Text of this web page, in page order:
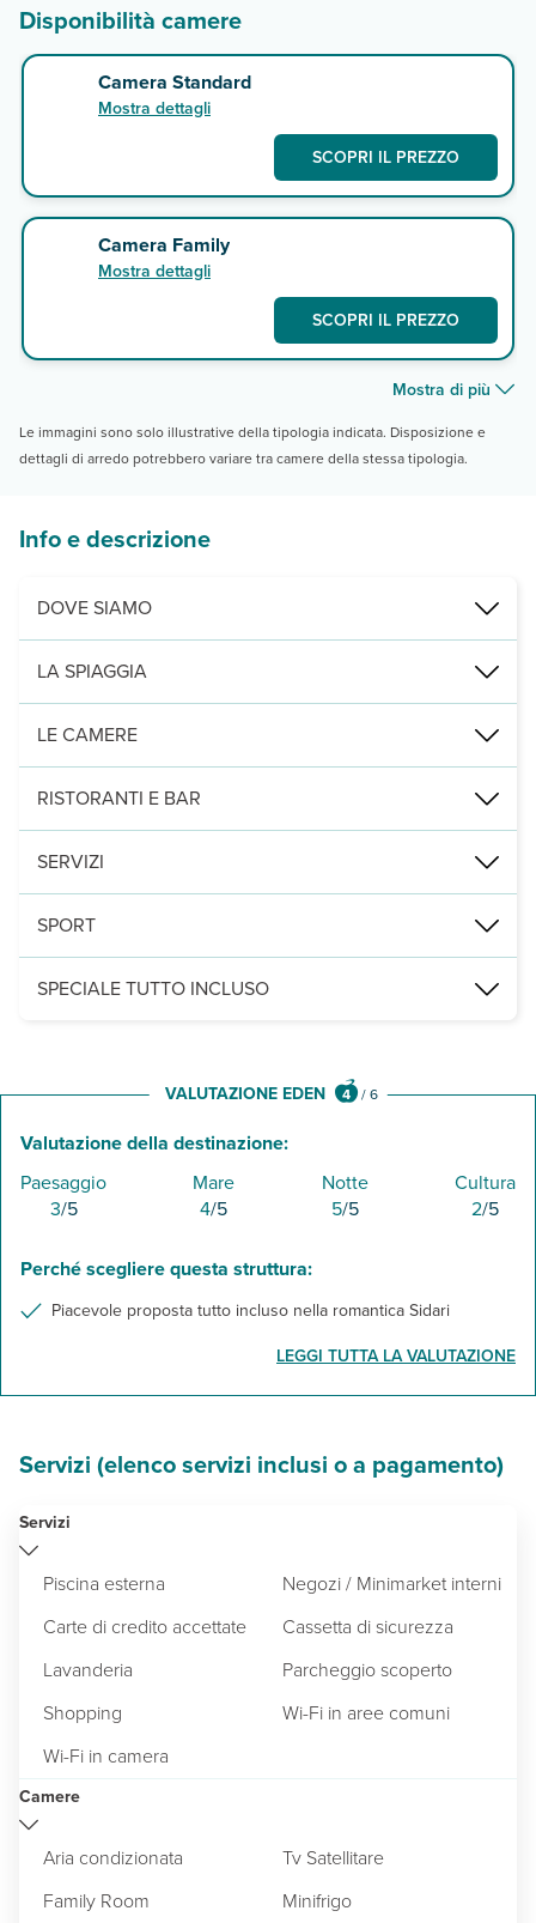
Disponibilità camere
Camera Standard
Mostra dettagli
SCOPRI IL PREZZO
Camera Family
Mostra dettagli
SCOPRI IL PREZZO
Mostra di più
Le immagini sono solo illustrative della tipologia indicata. Disposizione e
dettagli di arredo potrebbero variare tra camere della stessa tipologia.
Info e descrizione
DOVE SIAMO
Sidari, a 600 m dalla spiaggia, 500 dal centro di Sidari, 35 km
LA SPIAGGIA
di sabbia a 600 m, attrezzata con ombrelloni e lettini a
LE CAMERE
180 camere (21 m²) disposte su 12 blocchi da 2 piani, con
RISTORANTI E BAR
un ristorante principale a buffet e 2 bar, di cui un snack-bar
SERVIZI
una piscina per adulti e una per bambini attrezzate con
SPORT
palestra, campo da tennis, campo da basket, ping pong.
SPECIALE TUTTO INCLUSO
snack caldi e freddi h 10-12 e 13-18, tea time h 17-18 e gelato
VALUTAZIONE EDEN 4 /6
Valutazione della destinazione:
Paesaggio
3/5
Mare
4/5
Notte
5/5
Cultura
2/5
Perché scegliere questa struttura:
Piacevole proposta tutto incluso nella romantica Sidari
LEGGI TUTTA LA VALUTAZIONE
Servizi (elenco servizi inclusi o a pagamento)
Servizi
Piscina esterna
Negozi / Minimarket interni
Carte di credito accettate
Cassetta di sicurezza
Lavanderia
Parcheggio scoperto
Shopping
Wi-Fi in aree comuni
Wi-Fi in camera
Camere
Aria condizionata
Tv Satellitare
Family Room
Minifrigo